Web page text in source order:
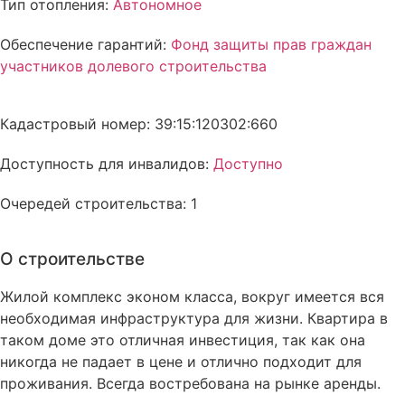
Тип отопления: Автономное
Обеспечение гарантий: Фонд защиты прав граждан
участников долевого строительства
Кадастровый номер: 39:15:120302:660
Доступность для инвалидов: Доступно
Очередей строительства: 1
О строительстве
Жилой комплекс эконом класса, вокруг имеется вся
необходимая инфраструктура для жизни. Квартира в
таком доме это отличная инвестиция, так как она
никогда не падает в цене и отлично подходит для
проживания. Всегда востребована на рынке аренды.